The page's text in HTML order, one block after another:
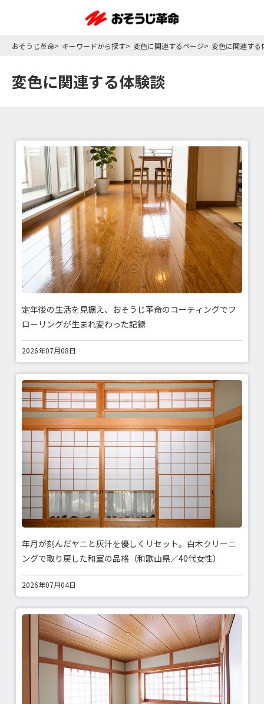
おそうじ革命 キーワードから探す 変色に関連するページ 変色に関連する
変色に関連する体験談
定年後の生活を見据え、おそうじ革命のコーティングでフ
ローリングが生まれ変わった記録
2026年07月08日
年月が刻んだヤニと灰汁を優しくリセット。白木クリーニ
ングで取り戻した和室の品格（和歌山県／40代女性）
2026年07月04日